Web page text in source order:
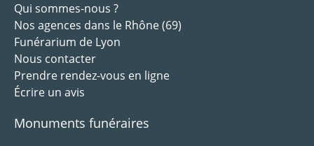
Qui sommes-nous ?
Nos agences dans le Rhône (69)
Funérarium de Lyon
Nous contacter
Prendre rendez-vous en ligne
Écrire un avis
Monuments funéraires